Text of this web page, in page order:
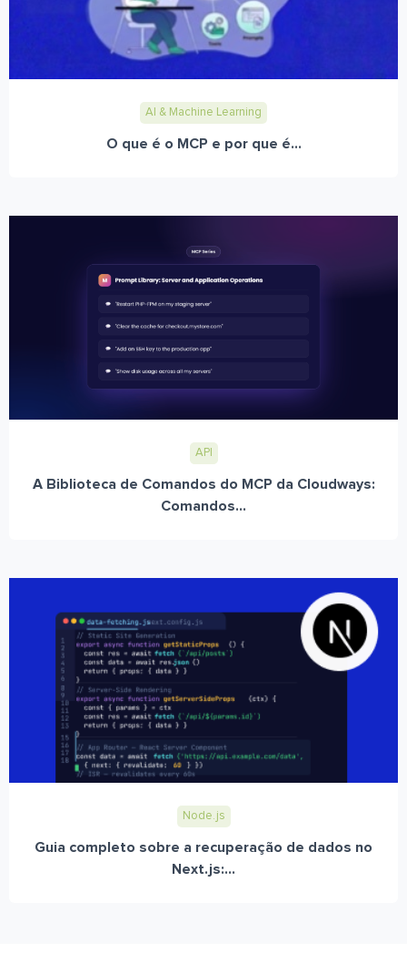
AI & Machine Learning
O que é o MCP e por que é...
API
A Biblioteca de Comandos do MCP da Cloudways:
Comandos...
Node.js
Guia completo sobre a recuperação de dados no
Next.js:...